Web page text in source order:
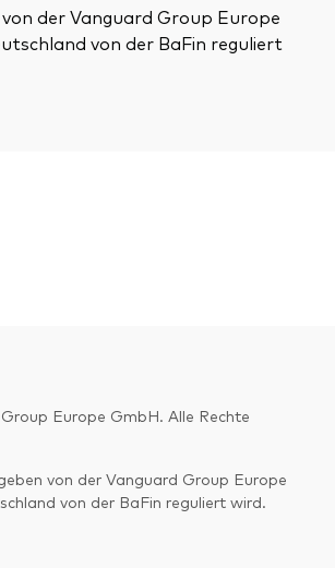
der Vanguard Group Europe
von der BaFin reguliert
Europe GmbH. Alle Rechte
von der Vanguard Group Europe
von der BaFin reguliert wird.